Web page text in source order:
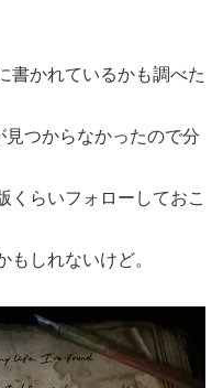
書かれているかも調べた
つからなかったので分
くらいフォローしておこ
しれないけど。